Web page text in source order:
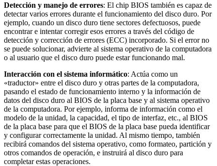
Detección y manejo de errores: El chip BIOS también es capaz de
detectar varios errores durante el funcionamiento del disco duro. Por
ejemplo, cuando un disco duro tiene sectores defectuosos, puede
encontrar e intentar corregir esos errores a través del código de
detección y corrección de errores (ECC) incorporado. Si el error no
se puede solucionar, advierte al sistema operativo de la computadora
o al usuario que el disco duro puede estar funcionando mal.
Interacción con el sistema informático: Actúa como un
«traductor» entre el disco duro y otras partes de la computadora,
pasando el estado de funcionamiento interno y la información de
datos del disco duro al BIOS de la placa base y al sistema operativo
de la computadora. Por ejemplo, informa de información como el
modelo de la unidad, la capacidad, el tipo de interfaz, etc., al BIOS
de la placa base para que el BIOS de la placa base pueda identificar
y configurar correctamente la unidad. Al mismo tiempo, también
recibirá comandos del sistema operativo, como formateo, partición y
otros comandos de operación, e instruirá al disco duro para
completar estas operaciones.